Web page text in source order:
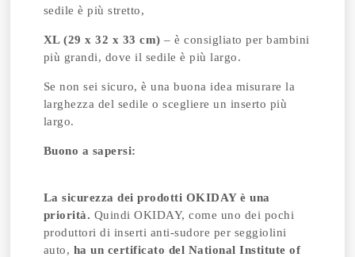
sedile è più stretto,
XL (29 x 32 x 33 cm) – è consigliato per bambini
più grandi, dove il sedile è più largo.
Se non sei sicuro, è una buona idea misurare la
larghezza del sedile o scegliere un inserto più
largo.
Buono a sapersi:
La sicurezza dei prodotti OKIDAY è una
priorità. Quindi OKIDAY, come uno dei pochi
produttori di inserti anti-sudore per seggiolini
auto, ha un certificato del National Institute of